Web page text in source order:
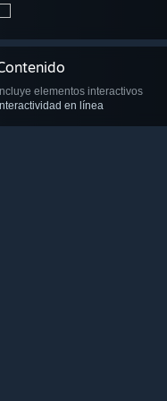
Incluye elementos interactivos
Interactividad en línea